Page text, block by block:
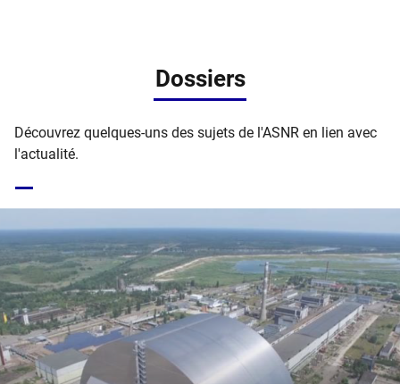
Dossiers
Découvrez quelques-uns des sujets de l'ASNR en lien avec
l'actualité.